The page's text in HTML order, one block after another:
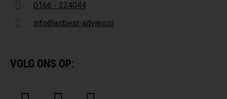
0166 - 234044
info@asbest-advies.nl
VOLG ONS OP: